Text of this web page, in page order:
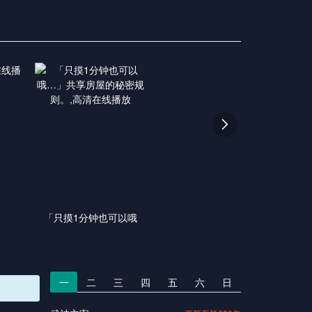
「只摸1分钟也可以哦

一 二 三 四 五 六 日